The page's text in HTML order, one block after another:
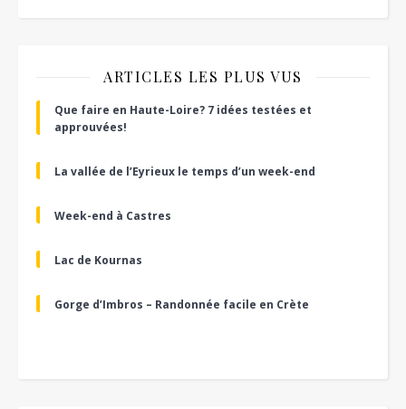
ARTICLES LES PLUS VUS
Que faire en Haute-Loire? 7 idées testées et
approuvées!
La vallée de l’Eyrieux le temps d’un week-end
Week-end à Castres
Lac de Kournas
Gorge d’Imbros – Randonnée facile en Crète